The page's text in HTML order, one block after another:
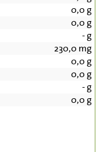
0,0 g
0,0 g
-g
230,0 mg
0,0 g
0,0 g
-g
0,0 g